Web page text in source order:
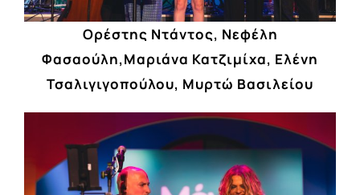
Ορέστης Ντάντος, Νεφέλη
Φασαούλη,Μαριάνα Κατζιμίχα, Ελένη
Τσαλιγιγοπούλου, Μυρτώ Βασιλείου